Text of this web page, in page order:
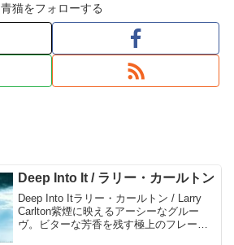
青猫をフォローする
Deep Into It / ラリー・カールトン
Deep Into Itラリー・カールトン / Larry
Carlton紫煙に映えるアーシーなグルー
ヴ。ビターな芳香を残す極上のフレー